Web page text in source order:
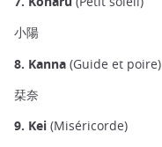
小陽
8. Kanna (Guide et poire)
栞奈
9. Kei (Miséricorde)